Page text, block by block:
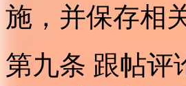
施，并保存相
第九条 跟帖评